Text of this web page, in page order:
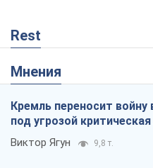
Rest
Мнения
Кремль переносит
под угрозой
Виктор Ягун 9,8 т.